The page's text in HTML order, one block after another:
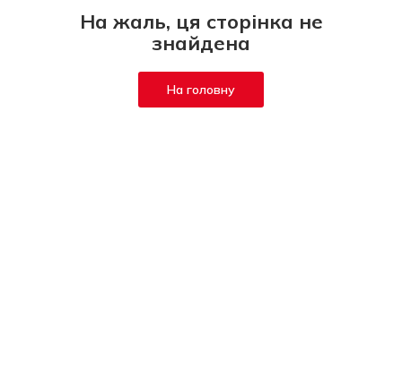
На жаль, ця сторінка не
знайдена
На головну